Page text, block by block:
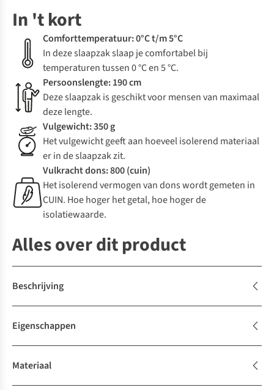
In 't kort
Comforttemperatuur: 0°C t/m 5°C
In deze slaapzak slaap je comfortabel bij
temperaturen tussen 0 °C en 5 °C.
Persoonslengte: 190 cm
Deze slaapzak is geschikt voor mensen van maximaal
deze lengte.
Vulgewicht: 350 g
Het vulgewicht geeft aan hoeveel isolerend materiaal
er in de slaapzak zit.
Vulkracht dons: 800 (cuin)
Het isolerend vermogen van dons wordt gemeten in
CUIN. Hoe hoger het getal, hoe hoger de
isolatiewaarde.
Alles over dit product
Beschrijving
Eigenschappen
Materiaal